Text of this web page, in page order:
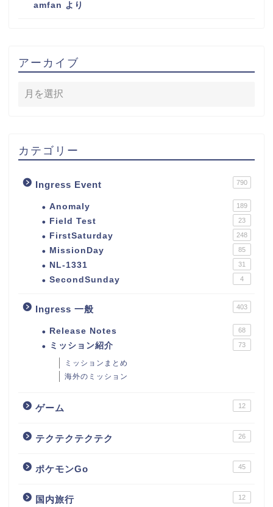
amfan より
アーカイブ
カテゴリー
Ingress Event 790
Anomaly 189
Field Test 23
FirstSaturday 248
MissionDay 85
NL-1331 31
SecondSunday 4
Ingress 一般 403
Release Notes 68
ミッション紹介 73
ミッションまとめ
海外のミッション
ゲーム 12
テクテクテクテク 26
ポケモンGo 45
国内旅行 12